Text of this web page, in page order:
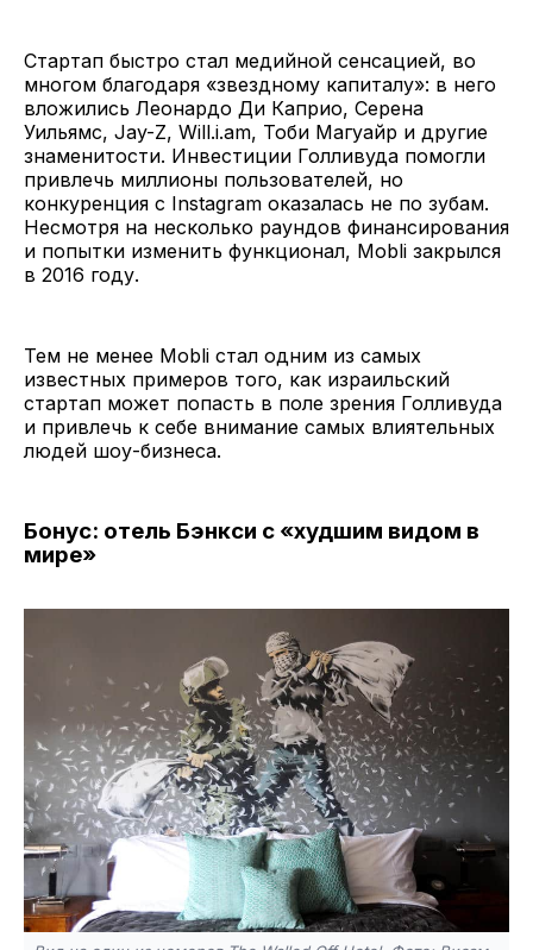
Стартап быстро стал медийной сенсацией, во
многом благодаря «звездному капиталу»: в него
вложились Леонардо Ди Каприо, Серена
Уильямс, Jay-Z, Will.i.am, Тоби Магуайр и другие
знаменитости. Инвестиции Голливуда помогли
привлечь миллионы пользователей, но
конкуренция с Instagram оказалась не по зубам.
Несмотря на несколько раундов финансирования
и попытки изменить функционал, Mobli закрылся
в 2016 году.
Тем не менее Mobli стал одним из самых
известных примеров того, как израильский
стартап может попасть в поле зрения Голливуда
и привлечь к себе внимание самых влиятельных
людей шоу-бизнеса.
Бонус: отель Бэнкси с «худшим видом в
мире»